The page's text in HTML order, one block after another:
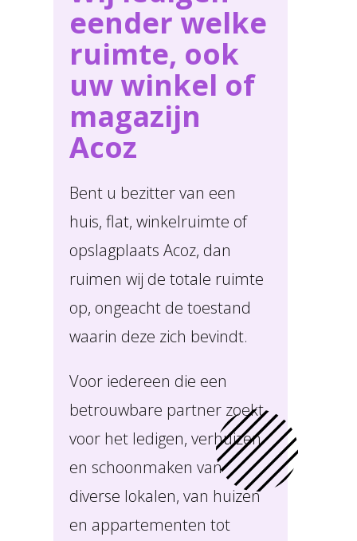
eender welke
ruimte, ook
uw winkel of
magazijn
Acoz
Bent u bezitter van een
huis, flat, winkelruimte of
opslagplaats Acoz, dan
ruimen wij de totale ruimte
op, ongeacht de toestand
waarin deze zich bevindt.
Voor iedereen die een
betrouwbare partner zoekt
voor het ledigen, verhuizen
en schoonmaken van
diverse lokalen, van huizen
en appartementen tot